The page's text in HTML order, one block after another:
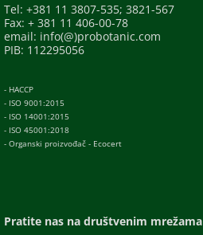
Tel: +381 11 3807-535; 3821-567
Fax: + 381 11 406-00-78
email: info(@)probotanic.com
PIB: 112295056
- HACCP
- ISO 9001:2015
- ISO 14001:2015
- ISO 45001:2018
- Organski proizvođač - Ecocert
Pratite nas na društvenim mrežama